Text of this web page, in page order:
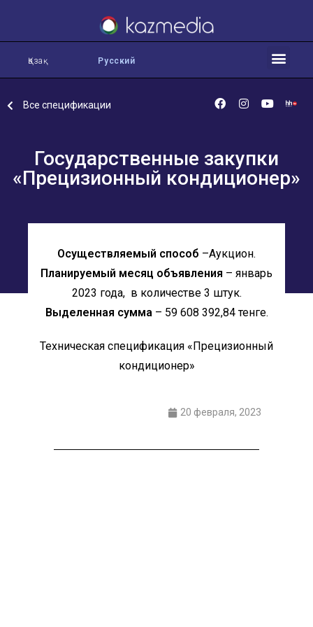
Қазақ Русский
Все спецификации
Государственные закупки
«Прецизионный кондиционер»
Осуществляемый способ –Аукцион.
Планируемый месяц объявления – январь
2023 года, в количестве 3 штук.
Выделенная сумма– 59 608 392,84 тенге.
Техническая спецификация «Прецизионный
кондиционер»
20 февраля, 2023